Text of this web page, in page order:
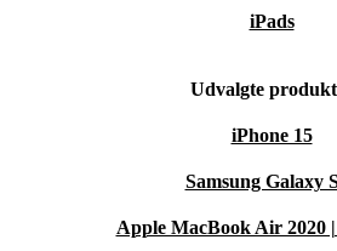
iPads
Udvalgte
iPhone 15
Samsung Galaxy
Apple MacBook Air 2020